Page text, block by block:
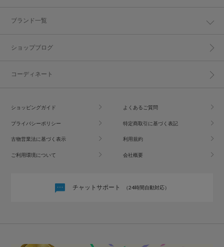
ブランド一覧
ショップブログ
コーディネート
ショッピングガイド よくあるご質問
プライバシーポリシー 特定商取引に基づく表記
古物営業法に基づく表示 利用規約
ご利用環境について 会社概要
チャットサポート （24時間自動対応）